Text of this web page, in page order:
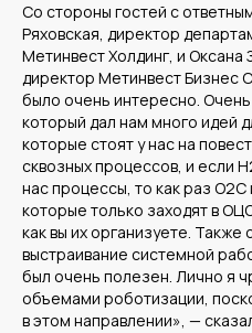
Со стороны гостей с
Ряховская, директор
Метинвест Холдинг, и
директор Метинвест Бизнес
было очень интересно.
который дал нам много идей
которые стоят у нас на
сквозных процессов, и если
нас процессы, то как раз
которые только заходят в
как вы их организуете. Также
выстраивание системной
был очень полезен. Лично я
объемами роботизации,
в этом направлении», —